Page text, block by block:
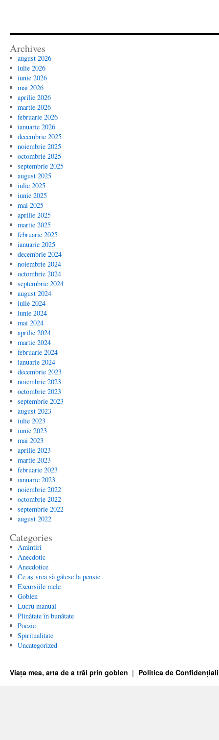
Archives
august 2026
iulie 2026
iunie 2026
mai 2026
aprilie 2026
martie 2026
februarie 2026
ianuarie 2026
decembrie 2025
noiembrie 2025
octombrie 2025
septembrie 2025
august 2025
iulie 2025
iunie 2025
mai 2025
aprilie 2025
martie 2025
februarie 2025
ianuarie 2025
decembrie 2024
noiembrie 2024
octombrie 2024
septembrie 2024
august 2024
iulie 2024
iunie 2024
mai 2024
aprilie 2024
martie 2024
februarie 2024
ianuarie 2024
decembrie 2023
noiembrie 2023
octombrie 2023
septembrie 2023
august 2023
iulie 2023
iunie 2023
mai 2023
aprilie 2023
martie 2023
februarie 2023
ianuarie 2023
noiembrie 2022
octombrie 2022
septembrie 2022
august 2022
Categories
Amintiri
Anecdotic
Anecdotice
Ce aș vrea să gătesc la pensie
Excursiile mele
Goblen
Lucru manual
Plinătate în bunătate
Poezie
Spiritualitate
Uncategorized
Viața mea, arta de a trăi prin goblen Politica de